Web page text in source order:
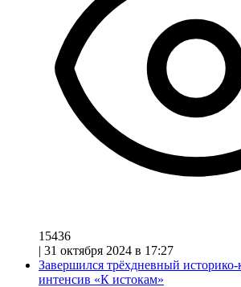
15436
| 31 октября 2024 в 17:27
Завершился трёхдневный историко-
интенсив «К истокам»